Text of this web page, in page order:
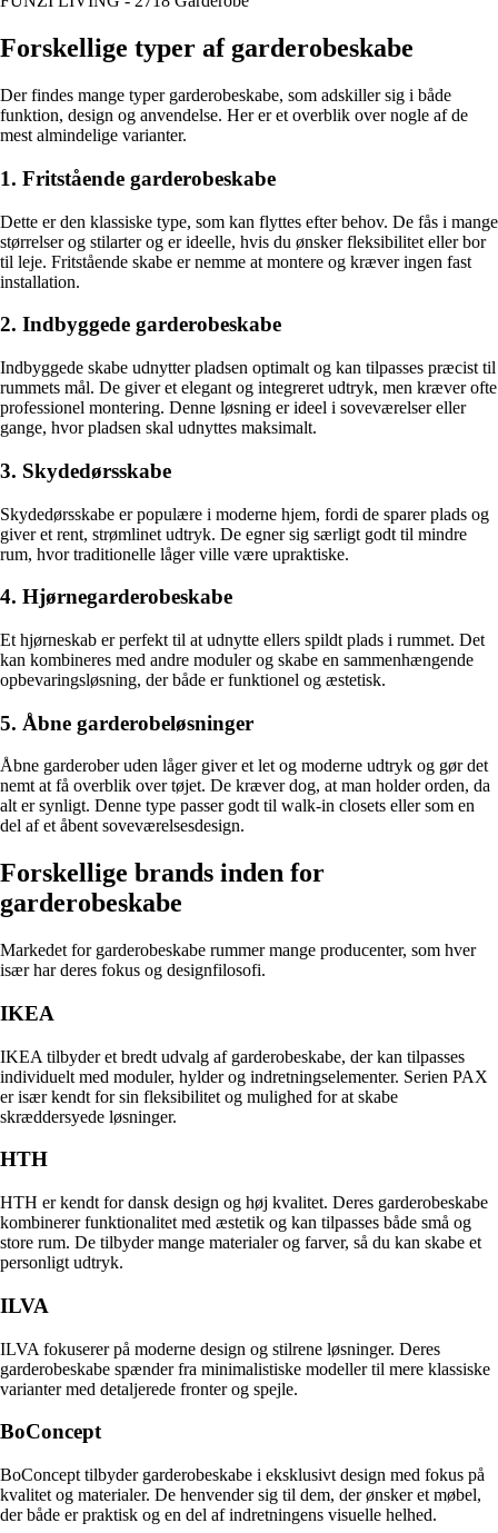
Forskellige typer af garderobeskabe
Der findes mange typer garderobeskabe, som adskiller sig i både
funktion, design og anvendelse. Her er et overblik over nogle af de
mest almindelige varianter.
1. Fritstående garderobeskabe
Dette er den klassiske type, som kan flyttes efter behov. De fås i mange
størrelser og stilarter og er ideelle, hvis du ønsker fleksibilitet eller bor
til leje. Fritstående skabe er nemme at montere og kræver ingen fast
installation.
2. Indbyggede garderobeskabe
Indbyggede skabe udnytter pladsen optimalt og kan tilpasses præcist til
rummets mål. De giver et elegant og integreret udtryk, men kræver ofte
professionel montering. Denne løsning er ideel i soveværelser eller
gange, hvor pladsen skal udnyttes maksimalt.
3. Skydedørsskabe
Skydedørsskabe er populære i moderne hjem, fordi de sparer plads og
giver et rent, strømlinet udtryk. De egner sig særligt godt til mindre
rum, hvor traditionelle låger ville være upraktiske.
4. Hjørnegarderobeskabe
Et hjørneskab er perfekt til at udnytte ellers spildt plads i rummet. Det
kan kombineres med andre moduler og skabe en sammenhængende
opbevaringsløsning, der både er funktionel og æstetisk.
5. Åbne garderobeløsninger
Åbne garderober uden låger giver et let og moderne udtryk og gør det
nemt at få overblik over tøjet. De kræver dog, at man holder orden, da
alt er synligt. Denne type passer godt til walk-in closets eller som en
del af et åbent soveværelsesdesign.
Forskellige brands inden for
garderobeskabe
Markedet for garderobeskabe rummer mange producenter, som hver
især har deres fokus og designfilosofi.
IKEA
IKEA tilbyder et bredt udvalg af garderobeskabe, der kan tilpasses
individuelt med moduler, hylder og indretningselementer. Serien PAX
er især kendt for sin fleksibilitet og mulighed for at skabe
skræddersyede løsninger.
HTH
HTH er kendt for dansk design og høj kvalitet. Deres garderobeskabe
kombinerer funktionalitet med æstetik og kan tilpasses både små og
store rum. De tilbyder mange materialer og farver, så du kan skabe et
personligt udtryk.
ILVA
ILVA fokuserer på moderne design og stilrene løsninger. Deres
garderobeskabe spænder fra minimalistiske modeller til mere klassiske
varianter med detaljerede fronter og spejle.
BoConcept
BoConcept tilbyder garderobeskabe i eksklusivt design med fokus på
kvalitet og materialer. De henvender sig til dem, der ønsker et møbel,
der både er praktisk og en del af indretningens visuelle helhed.